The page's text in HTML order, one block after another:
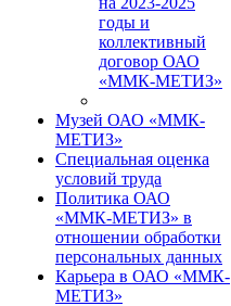
годы и
коллективный
договор ОАО
«ММК-МЕТИЗ»
Музей ОАО «ММК-
МЕТИЗ»
Специальная оценка
условий труда
Политика ОАО
«ММК-МЕТИЗ» в
отношении обработки
персональных данных
Карьера в ОАО «ММК-
МЕТИЗ»